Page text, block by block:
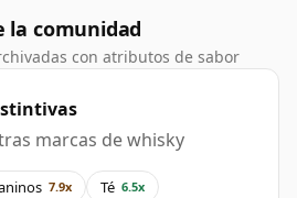
la comunidad
con atributos de sabor
marcas de whisky
7.9x Té 6.5x